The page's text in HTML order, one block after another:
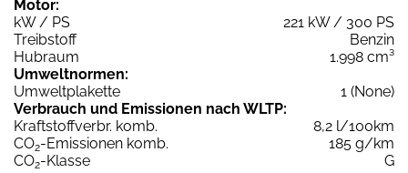
Motor:
kW / PS
221 kW / 300 PS
Treibstoff
Benzin
Hubraum
1.998 cm³
Umweltnormen:
Umweltplakette
1 (None)
Verbrauch und Emissionen nach WLTP:
Kraftstoffverbr. komb.
8,2 l/100km
CO2-Emissionen komb.
185 g/km
CO2-Klasse
G